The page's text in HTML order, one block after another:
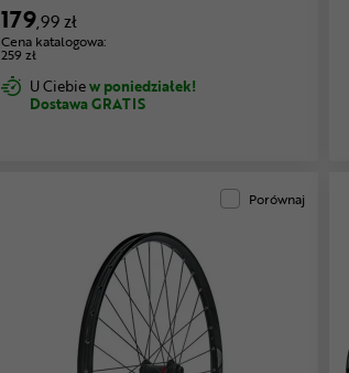
179,99 zł
Cena katalogowa:
259 zł
U Ciebiew poniedziałek!
Dostawa GRATIS
Porównaj